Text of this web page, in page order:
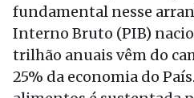
fundamental nesse
Interno Bruto (PIB)
trilhão anuais vêm do
25% da economia do